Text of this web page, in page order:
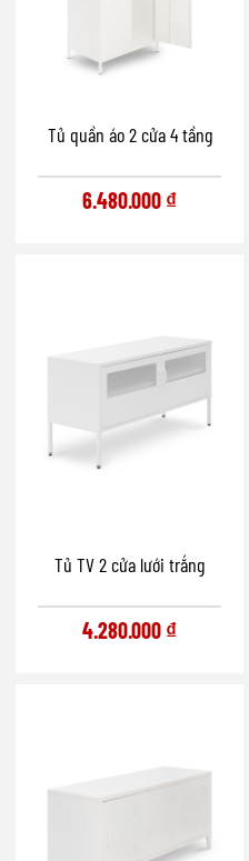
Tủ quần áo 2 cửa 4 tầng
6.480.000 ₫
Tủ TV 2 cửa lưới trắng
4.280.000 ₫